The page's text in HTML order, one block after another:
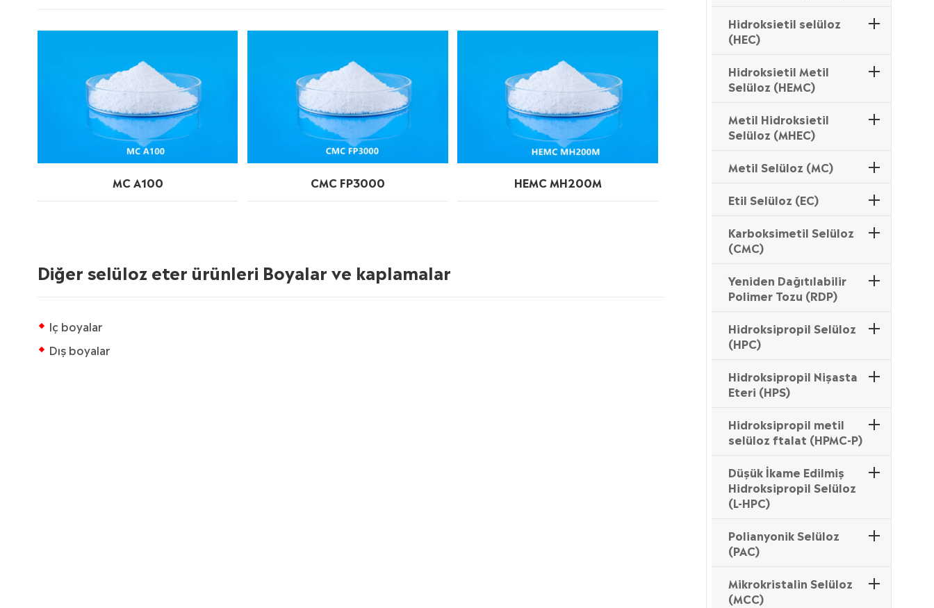
MC A100 CMC FP3000 HEMC MH200M
Diğer selüloz eter ürünleri Boyalar ve kaplamalar
Iç boyalar
Dış boyalar
Hidroksietil selüloz
(HEC)
Hidroksietil Metil
Selüloz (HEMC)
Metil Hidroksietil
Selüloz (MHEC)
Metil Selüloz (MC)
Etil Selüloz (EC)
Karboksimetil Selüloz
(CMC)
Yeniden Dağıtılabilir
Polimer Tozu (RDP)
Hidroksipropil Selüloz
(HPC)
Hidroksipropil Nişasta
Eteri (HPS)
Hidroksipropil metil
selüloz ftalat (HPMC-P)
Düşük İkame Edilmiş
Hidroksipropil Selüloz
(L-HPC)
Polianyonik Selüloz
(PAC)
Mikrokristalin Selüloz
(MCC)